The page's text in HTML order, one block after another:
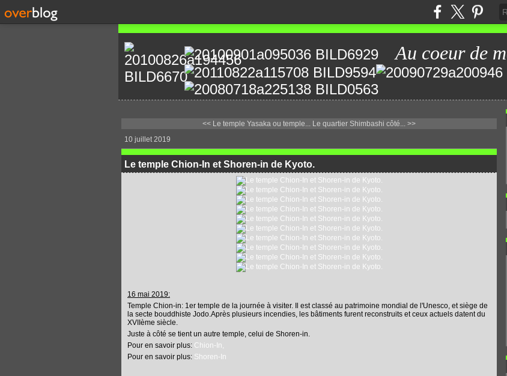
Au coeur de
<< Le temple Yasaka ou temple... Le quartier Shimbashi côté... >>
10 juillet 2019
Le temple Chion-In et Shoren-in de Kyoto.
16 mai 2019:
Temple Chion-in: 1er temple de la journée à visiter. Il est classé au patrimoine mondial de l'Unesco, et siège de
la secte bouddhiste Jodo.Après plusieurs incendies, les bâtiments furent reconstruits et ceux actuels datent du
XVIIème siècle.
Juste à côté se tient un autre temple, celui de Shoren-in.
Pour en savoir plus: Chion-In,
Pour en savoir plus: Shoren-In